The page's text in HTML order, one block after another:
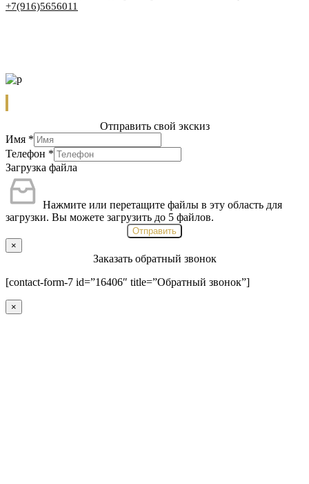
+7(916)5656011
Отправить свой экскиз
Имя *
Телефон *
Загрузка файла
Нажмите или перетащите файлы в эту область для
загрузки. Вы можете загрузить до 5 файлов.
Отправить
×
Заказать обратный звонок
[contact-form-7 id=”16406″ title=”Обратный звонок”]
×